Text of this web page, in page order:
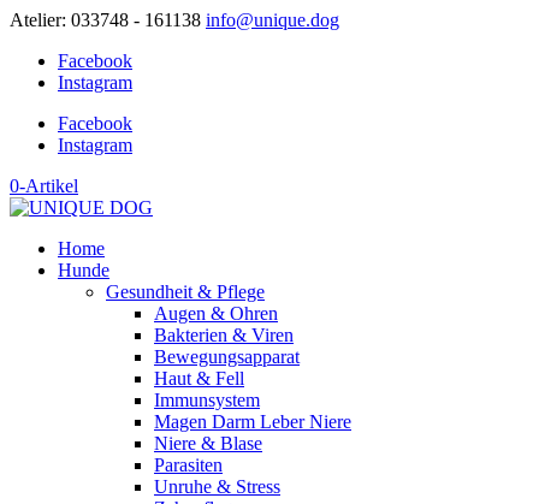
Atelier: 033748 - 161138 info@unique.dog
Facebook
Instagram
Facebook
Instagram
0-Artikel
Home
Hunde
Gesundheit & Pflege
Augen & Ohren
Bakterien & Viren
Bewegungsapparat
Haut & Fell
Immunsystem
Magen Darm Leber Niere
Niere & Blase
Parasiten
Unruhe & Stress